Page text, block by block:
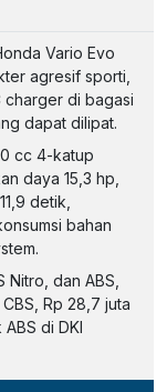
Vario Evo
agresif sporti,
charger di bagasi
dapat dilipat.
cc 4-katup
daya 15,3 hp,
detik,
bahan
Nitro, dan ABS,
Rp 28,7 juta
di DKI